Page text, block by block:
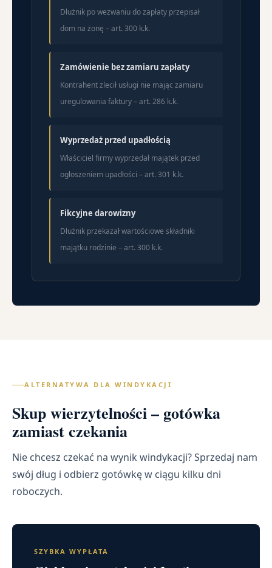
Dłużnik po wezwaniu do zapłaty przepisał
dom na żonę – art. 300 k.k.
Zamówienie bez zamiaru zapłaty
Kontrahent zlecił usługi nie mając zamiaru
uregulowania faktury – art. 286 k.k.
Wyprzedaż przed upadłością
Właściciel firmy wyprzedał majątek przed
ogłoszeniem upadłości – art. 301 k.k.
Fikcyjne darowizny
Dłużnik przekazał wartościowe składniki
majątku rodzinie – art. 300 k.k.
ALTERNATYWA DLA WINDYKACJI
Skup wierzytelności – gotówka
zamiast czekania
Nie chcesz czekać na wynik windykacji? Sprzedaj nam
swój dług i odbierz gotówkę w ciągu kilku dni
roboczych.
SZYBKA WYPŁATA